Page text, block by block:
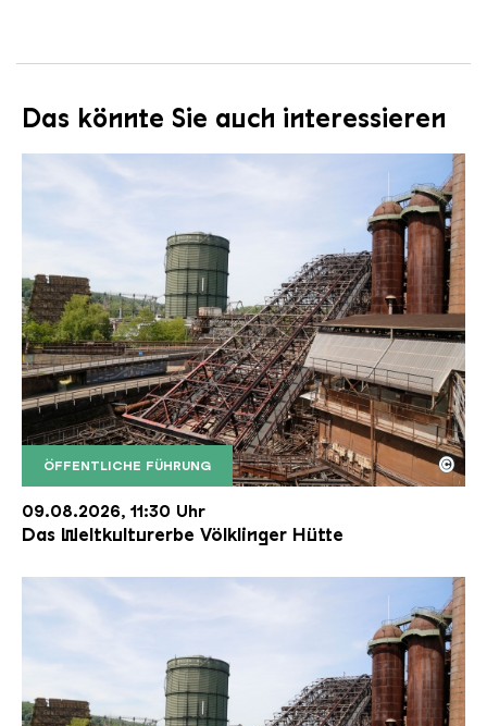
Das könnte Sie auch interessieren
ÖFFENTLICHE FÜHRUNG
Der Erzschrägaufzug der Völklinger Hütte mit
Copyright: Weltkulturerbe Völklinger Hütte | Karl
©
09.08.2026, 11:30 Uhr
Das Weltkulturerbe Völklinger Hütte